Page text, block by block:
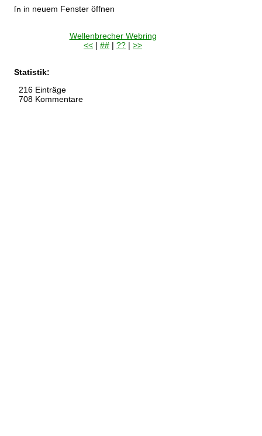
in neuem Fenster öffnen
Wellenbrecher Webring
<< | ## | ?? | >>
Statistik:
216 Einträge
708 Kommentare